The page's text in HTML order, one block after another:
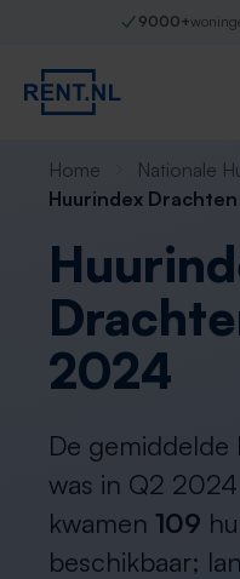
9000+
Home
Nationale
Huurindex
2024
De gemiddelde
was in Q2 2024
kwamen 109
beschikbaar;